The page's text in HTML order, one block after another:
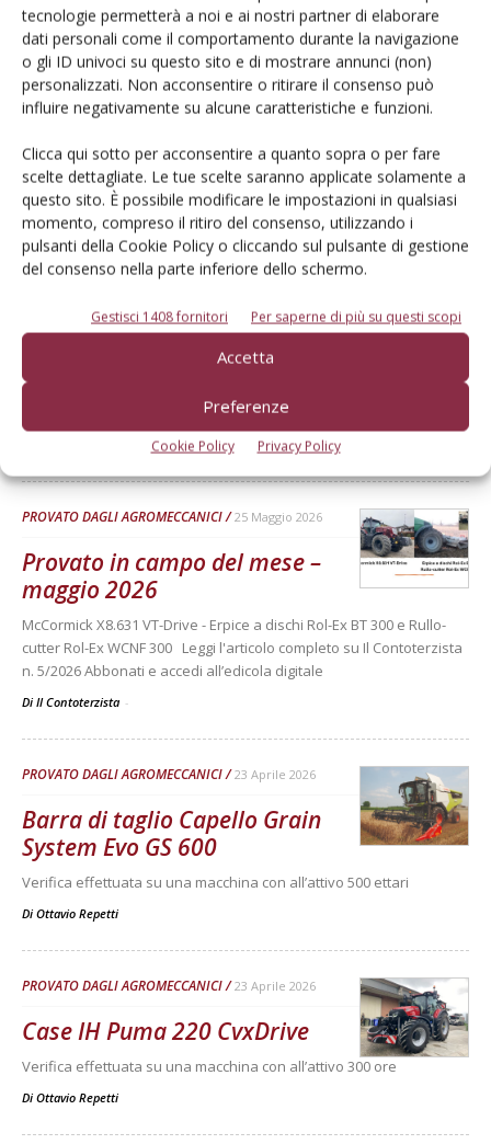
tecnologie permetterà a noi e ai nostri partner di elaborare
dati personali come il comportamento durante la navigazione
o gli ID univoci su questo sito e di mostrare annunci (non)
personalizzati. Non acconsentire o ritirare il consenso può
influire negativamente su alcune caratteristiche e funzioni.
Clicca qui sotto per acconsentire a quanto sopra o per fare
scelte dettagliate. Le tue scelte saranno applicate solamente a
questo sito. È possibile modificare le impostazioni in qualsiasi
momento, compreso il ritiro del consenso, utilizzando i
pulsanti della Cookie Policy o cliccando sul pulsante di gestione
del consenso nella parte inferiore dello schermo.
Gestisci 1408 fornitori Per saperne di più su questi scopi
Accetta
Preferenze
Cookie Policy Privacy Policy
Dalla stessa categoria
PROVATO DAGLI AGROMECCANICI
McCormick X8.631 VT-Drive
Verifica effettuata su una macchina con all’attivo 300 ore
Di Ottavio Repetti -
Erpice a dischi Rol-Ex BT 300 e
rullo-cutter Rol-Ex WCNF 300
Verifica effettuata su una macchina con all’attivo una stagione
PROVATO DAGLI AGROMECCANICI 25 Maggio 2026
Provato in campo del mese –
maggio 2026
McCormick X8.631 VT-Drive - Erpice a dischi Rol-Ex BT 300 e Rullo-
cutter Rol-Ex WCNF 300 Leggi l'articolo completo su Il Contoterzista
n. 5/2026 Abbonati e accedi all’edicola digitale
Di Il Contoterzista -
PROVATO DAGLI AGROMECCANICI 23 Aprile 2026
Barra di taglio Capello Grain
System Evo GS 600
Verifica effettuata su una macchina con all’attivo 500 ettari
Di Ottavio Repetti
PROVATO DAGLI AGROMECCANICI 23 Aprile 2026
Case IH Puma 220 CvxDrive
Verifica effettuata su una macchina con all’attivo 300 ore
Di Ottavio Repetti